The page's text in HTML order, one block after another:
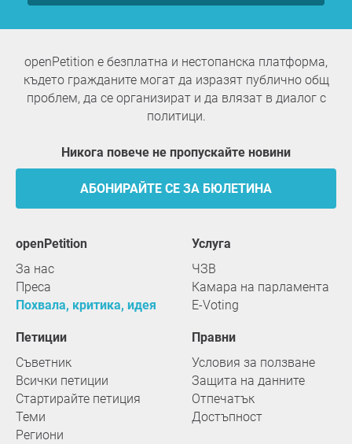
openPetition е безплатна и нестопанска платформа,
където гражданите могат да изразят публично общ
проблем, да се организират и да влязат в диалог с
политици.
Никога повече не пропускайте новини
АБОНИРАЙТЕ СЕ ЗА БЮЛЕТИНА
openPetition
За нас
Преса
Похвала, критика, идея
услуга
ЧЗВ
Камара на парламента
E-Voting
Петиции
Съветник
Всички петиции
Стартирайте петиция
Теми
Региони
Правни
Условия за ползване
Защита на данните
Отпечатък
Достъпност